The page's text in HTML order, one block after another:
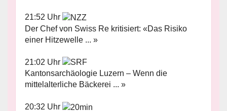
21:52 Uhr
Der Chef von Swiss Re kritisiert: «Das Risiko
einer Hitzewelle ... »
21:02 Uhr
Kantonsarchäologie Luzern – Wenn die
mittelalterliche Bäckerei ... »
20:32 Uhr